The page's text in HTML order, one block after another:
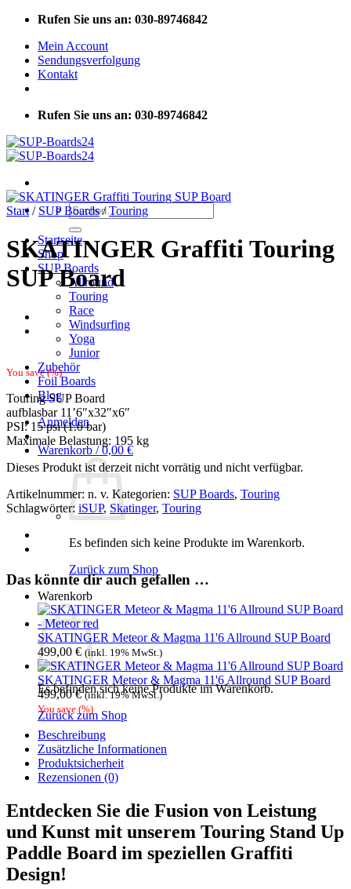
Zum
springen
Rufen Sie uns an: 030-89746842
Mein Account
Sendungsverfolgung
Kontakt
Rufen Sie uns an: 030-89746842
Suchen
nach:
Startseite
Shop
SUP Boards
Allround
Touring
Race
Windsurfing
Yoga
Junior
Zubehör
Foil Boards
Blog
Anmelden
Warenkorb /0,00 €
Es befinden sich keine Produkte im Warenkorb.
Zurück zum Shop
Warenkorb
Es befinden sich keine Produkte im Warenkorb.
Zurück zum Shop
Start / SUP Boards / Touring
SKATINGER Graffiti Touring
SUP Board
You save(%)
Touring SUP Board
aufblasbar 11’6″x32″x6″
PSI: 15 psi (1.0 bar)
Maximale Belastung: 195 kg
Dieses Produkt ist derzeit nicht vorrätig und nicht verfügbar.
Artikelnummer: n. v. Kategorien: SUP Boards, Touring
Schlagwörter: iSUP, Skatinger, Touring
Das könnte dir auch gefallen …
SKATINGER Meteor & Magma 11'6 Allround SUP Board
499,00 € (inkl. 19% MwSt.)
SKATINGER Meteor & Magma 11'6 Allround SUP Board
499,00€ (inkl. 19% MwSt.)
You save (%)
Beschreibung
Zusätzliche Informationen
Produktsicherheit
Rezensionen (0)
Entdecken Sie die Fusion von Leistung
und Kunst mit unserem Touring Stand Up
Paddle Board im speziellen Graffiti
Design!